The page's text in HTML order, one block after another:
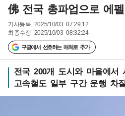
佛 전국 총파업으로 에
기사등록 2025/10/03 07:29:12
최종수정 2025/10/03 08:32:24
구글에서 선호하는 매체로 추가
전국 200개 도시와 마을에
고속철도 일부 구간 운행 차